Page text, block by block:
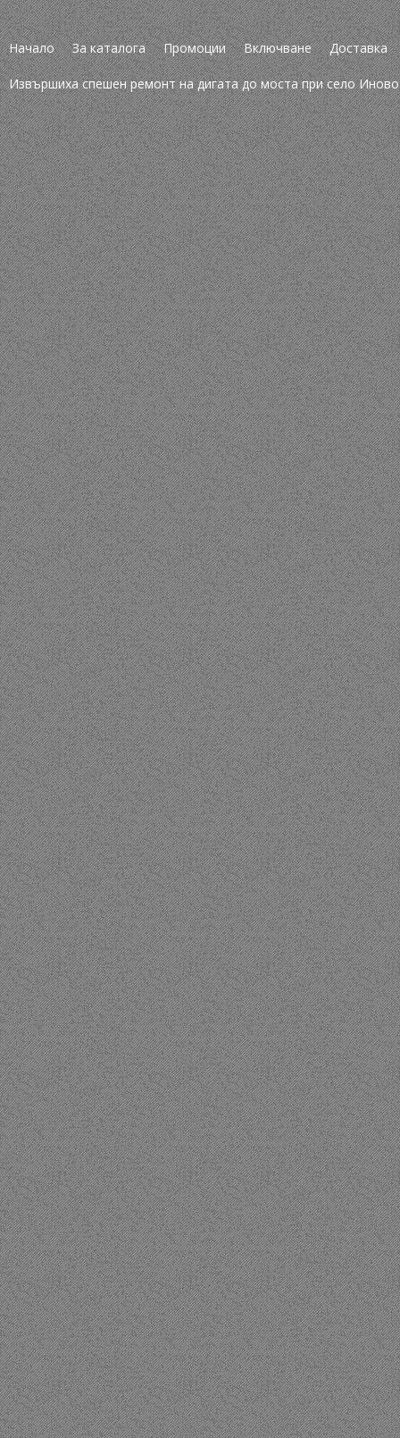
Начало За каталога Промоции Включване Доставка
Извършиха спешен ремонт на дигата до моста при село Иново